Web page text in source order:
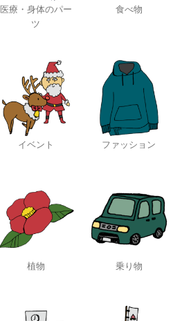
医療・身体のパー
ツ
食べ物
イベント ファッション
植物 乗り物